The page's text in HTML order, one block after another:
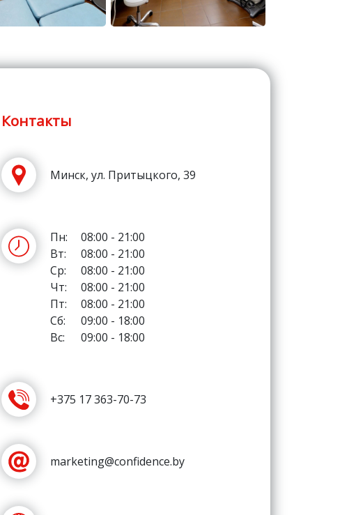
Контакты
Минск, ул. Притыцкого, 39
Пн:
08:00 - 21:00
Вт:
08:00 - 21:00
Ср:
08:00 - 21:00
Чт:
08:00 - 21:00
Пт:
08:00 - 21:00
Сб:
09:00 - 18:00
Вс:
09:00 - 18:00
+375 17 363-70-73
marketing@confidence.by